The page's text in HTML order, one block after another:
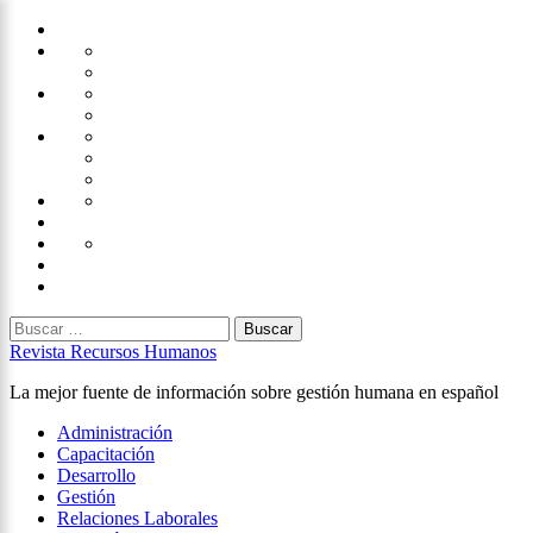
Saltar
Administración
Capacitación
Desarrollo
Gestión
Laborales
Selección
Buscar:
Revista Recursos Humanos
La mejor fuente de información sobre gestión humana en español
Menú
principal
Administración
Capacitación
Desarrollo
Gestión
Relaciones Laborales